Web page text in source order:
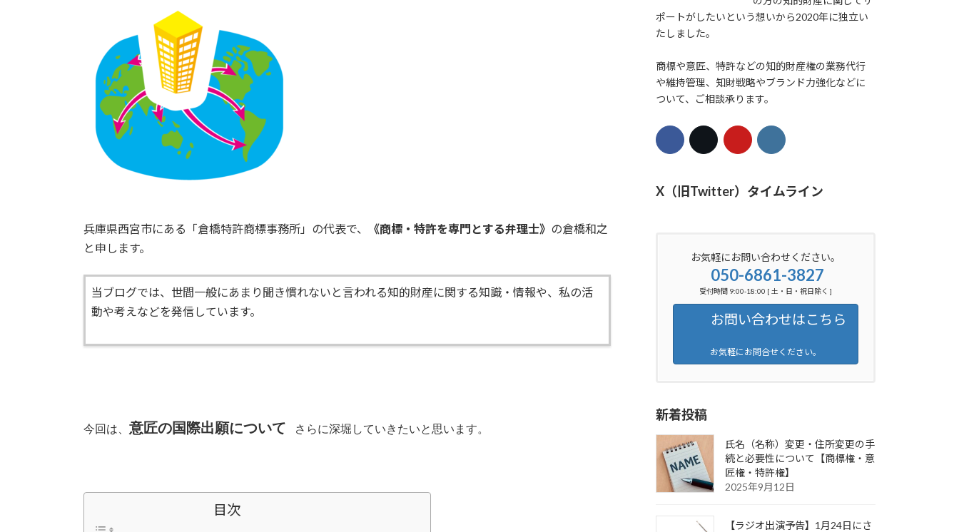
時
:
兵庫県西宮市にある「倉橋特許商標事務所」の代表で、 《商標・特許を専門とする弁理士》 の倉橋和之
と申します。
当ブログでは、世間一般にあまり聞き慣れないと言われる知的財産に関する知識・情報や、私の活
動や考えなどを発信しています。
今回は、 意匠の国際出願について さらに深堀していきたいと思います。
目次
ポートがしたいという想いから2020年に独立い
たしました。
商標や意匠、特許などの知的財産権の業務代行
や維持管理、知財戦略やブランド力強化などに
ついて、ご相談承ります。
X（旧Twitter）タイムライン
お気軽にお問い合わせください。
050-6861-3827
受付時間 9:00-18:00 [ 土・日・祝日除く ]
お問い合わせはこちら
お気軽にお問合せください。
新着投稿
氏名（名称）変更・住所変更の手
続と必要性について【商標権・意
匠権・特許権】
2025年9月12日
【ラジオ出演予告】1月24日にさ